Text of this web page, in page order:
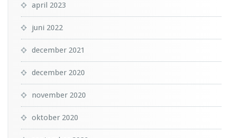
april 2023
juni 2022
december 2021
december 2020
november 2020
oktober 2020